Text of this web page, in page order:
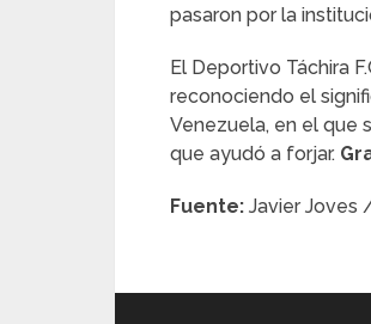
pasaron por la
El Deportivo Táchira
reconociendo el
Venezuela, en el que
que ayudó a forjar.
Fuente: Javier Joves